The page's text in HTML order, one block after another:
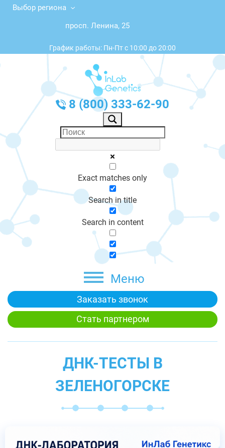
Выбор региона
просп. Ленина, 25
График работы: Пн-Пт с 10:00 до 20:00
8 (800) 333-62-90
Exact matches only
Search in title
Search in content
Меню
Заказать звонок
Стать партнером
ДНК-ТЕСТЫ В
ЗЕЛЕНОГОРСКЕ